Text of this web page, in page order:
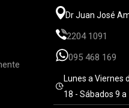
Dr Juan José
2204 1091
095 468 169
Lunes a Viernes
18 - Sábados 9 a